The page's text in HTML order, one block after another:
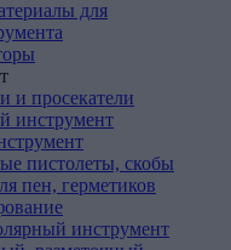
для
и просекатели
инструмент
пистолеты, скобы
пен, герметиков
инструмент